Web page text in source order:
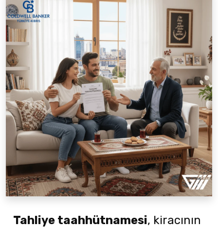
Tahliye taahhütnamesi, kiracının